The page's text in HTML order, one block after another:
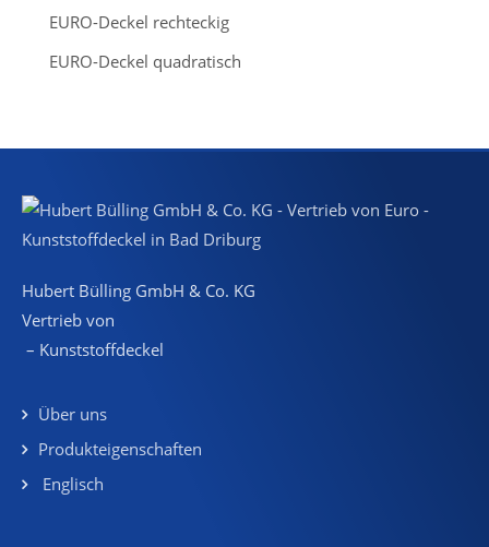
EURO-Deckel rechteckig
EURO-Deckel quadratisch
Hubert Bülling GmbH & Co. KG
Vertrieb von
– Kunststoffdeckel
Über uns
Produkteigenschaften
Englisch